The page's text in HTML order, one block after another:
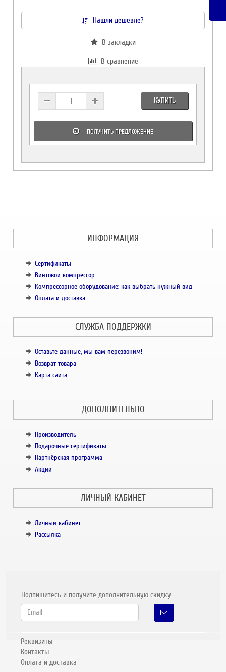
Нашли дешевле?
В закладки
В сравнение
КУПИТЬ
ПОЛУЧИТЬ ПРЕДЛОЖЕНИЕ
ИНФОРМАЦИЯ
Сертификаты
Винтовой компрессор
Компрессорное оборудование: как выбрать нужный вид
Оплата и доставка
СЛУЖБА ПОДДЕРЖКИ
Оставьте данные, мы вам перезвоним!
Возврат товара
Карта сайта
ДОПОЛНИТЕЛЬНО
Производитель
Подарочные сертификаты
Партнёрская программа
Акции
ЛИЧНЫЙ КАБИНЕТ
Личный кабинет
Рассылка
Подпишитесь и получите дополнительную скидку
Реквизиты
Контакты
Оплата и доставка